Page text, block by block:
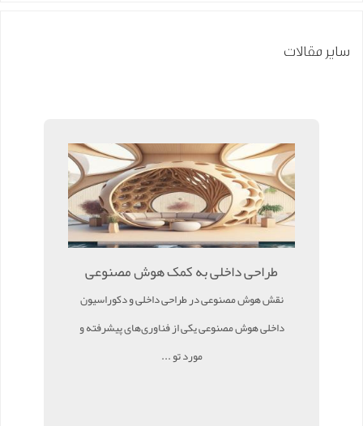
سایر مقالات
طراحی داخلی به کمک هوش مصنوعی
نقش هوش مصنوعی در طراحی داخلی و دکوراسیون
داخلی هوش مصنوعی یکی از فناوری‌های پیشرفته و
مورد تو ...